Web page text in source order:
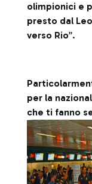
olimpionici e
presto dal
verso Rio”.
per la
che ti fanno